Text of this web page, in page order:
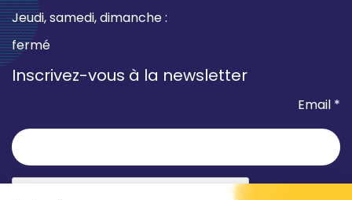
Jeudi, samedi, dimanche :
fermé
Inscrivez-vous à la newsletter
Email *